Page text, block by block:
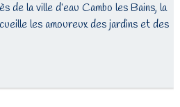
de la ville d’eau Cambo les Bains, la
les amoureux des jardins et des